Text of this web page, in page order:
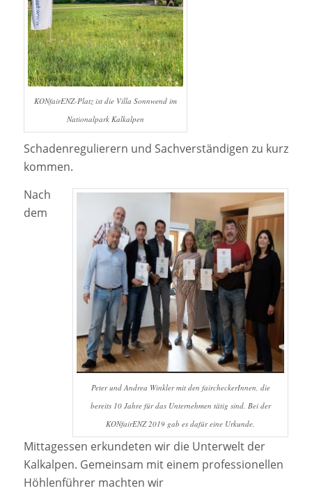
KONfairENZ-Platz ist die Villa Sonnwend im
Nationalpark Kalkalpen
Schadenregulierern und Sachverständigen zu kurz
kommen.
Peter und Andrea Winkler mit den faircheckerInnen, die
bereits 10 Jahre für das Unternehmen tätig sind. Bei der
KONfairENZ 2019 gab es dafür eine Urkunde.
Nach
dem
Mittagessen erkundeten wir die Unterwelt der
Kalkalpen. Gemeinsam mit einem professionellen
Höhlenführer machten wir